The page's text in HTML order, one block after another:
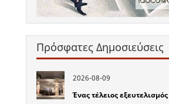
Πρόσφατες Δημοσιεύσεις
2026-08-09
Ένας τέλειος εξευτελισμός